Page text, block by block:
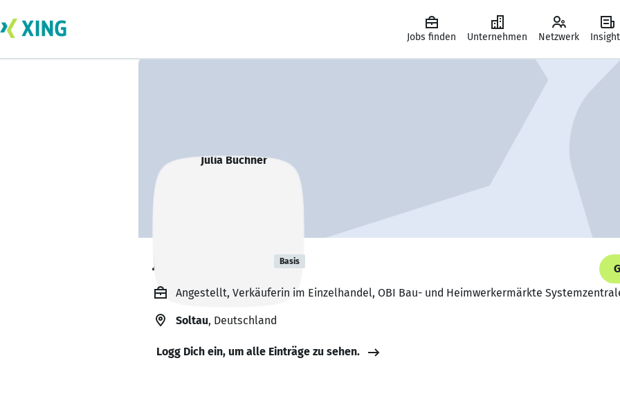
Jobs finden Unternehmen Netzwerk
Julia Büchner Basis
Angestellt, Verkäuferin im Einzelhandel, OBI Bau- und Heimwerkermärkte
Soltau, Deutschland
Logg Dich ein, um alle Einträge zu sehen.